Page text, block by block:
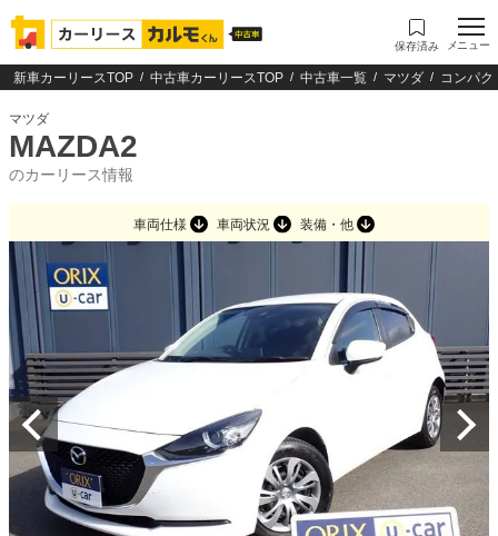
保存済み メニュー
新車カーリースTOP 中古車カーリースTOP 中古車一覧 マツダ コンパク
マツダ
MAZDA2
のカーリース情報
車両仕様 車両状況 装備・他